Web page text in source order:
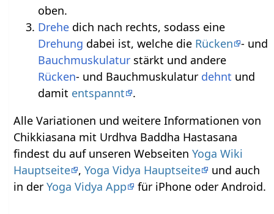
oben.
Drehe dich nach rechts, sodass eine
Drehung dabei ist, welche die Rücken - und
Bauchmuskulatur stärkt und andere
Rücken- und Bauchmuskulatur dehnt und
damit entspannt
.
Alle Variationen und weitere Informationen von
Chikkiasana mit Urdhva Baddha Hastasana
findest du auf unseren WebseitenYoga Wiki
Hauptseite ,Yoga Vidya Hauptseite
und auch
in derYoga Vidya App für iPhone oder Android.